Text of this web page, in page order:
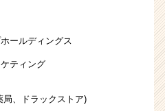
ールディングス
ティング
、ドラックストア)